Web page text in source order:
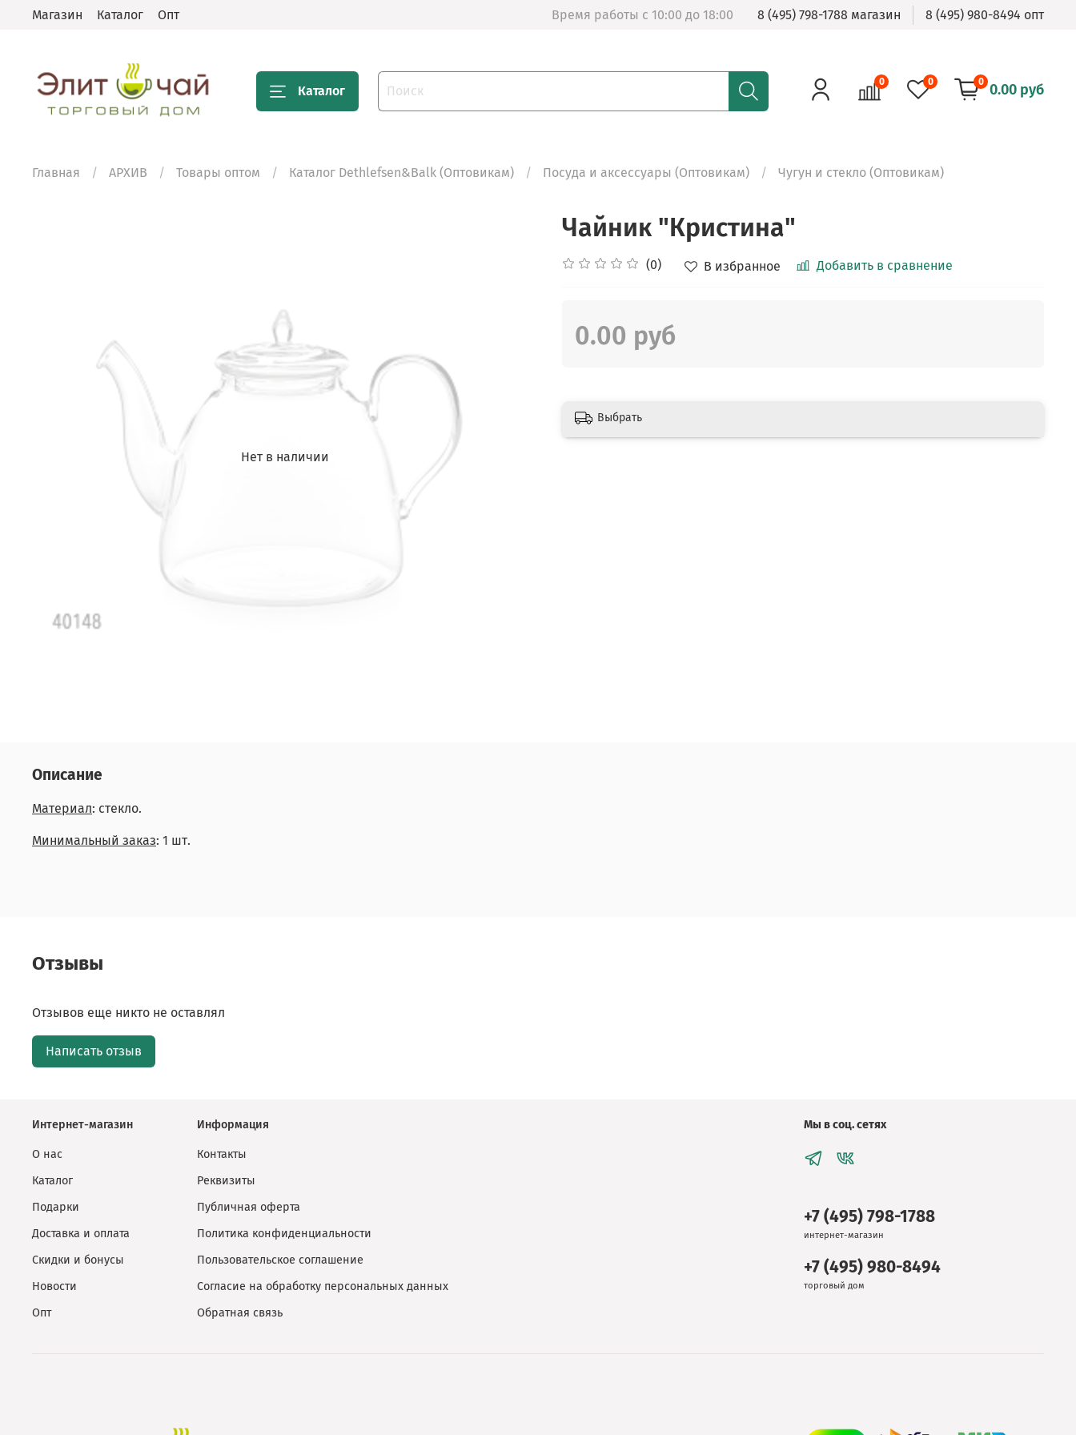
Магазин Каталог Опт Время работы с 10:00 до 18:00 8 (495) 798-1788 магазин 8 (495) 980-8494 опт
Каталог
0 0 0 0.00 руб
Главная АРХИВ Товары оптом Каталог Dethlefsen&Balk (Оптовикам) Посуда и аксессуары (Оптовикам) Чугун и стекло (Оптовикам)
Нет в наличии
Чайник "Кристина"
(0) В избранное Добавить в сравнение
0.00 руб
Выбрать
Описание
Материал: стекло.
Минимальный заказ: 1 шт.
Отзывы
Отзывов еще никто не оставлял
Написать отзыв
Интернет-магазин
О нас
Каталог
Подарки
Доставка и оплата
Скидки и бонусы
Новости
Опт
Информация
Контакты
Реквизиты
Публичная оферта
Политика конфиденциальности
Пользовательское соглашение
Согласие на обработку персональных данных
Обратная связь
Мы в соц. сетях
+7 (495) 798-1788
интернет-магазин
+7 (495) 980-8494
торговый дом